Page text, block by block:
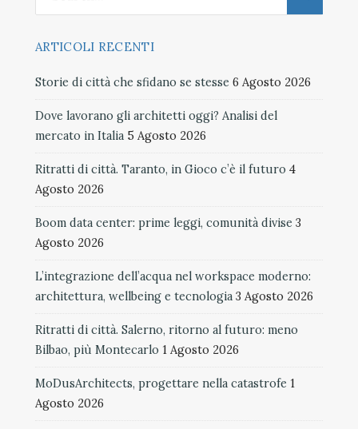
ARTICOLI RECENTI
Storie di città che sfidano se stesse 6 Agosto 2026
Dove lavorano gli architetti oggi? Analisi del
mercato in Italia 5 Agosto 2026
Ritratti di città. Taranto, in Gioco c’è il futuro 4
Agosto 2026
Boom data center: prime leggi, comunità divise 3
Agosto 2026
L’integrazione dell’acqua nel workspace moderno:
architettura, wellbeing e tecnologia 3 Agosto 2026
Ritratti di città. Salerno, ritorno al futuro: meno
Bilbao, più Montecarlo 1 Agosto 2026
MoDusArchitects, progettare nella catastrofe 1
Agosto 2026